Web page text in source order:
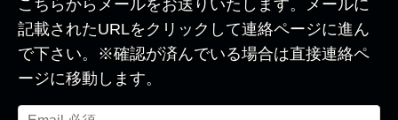
こちらからメールをお送りいたします。メールに
記載されたURLをクリックして連絡ページに進ん
で下さい。※確認が済んでいる場合は直接連絡ペ
ージに移動します。